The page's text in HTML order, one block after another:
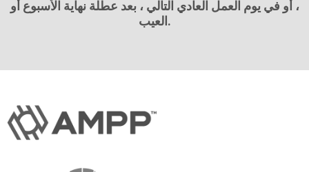
، أو في يوم العمل العادي التالي ، بعد عطلة نهاية الأسبوع أو
العيب.